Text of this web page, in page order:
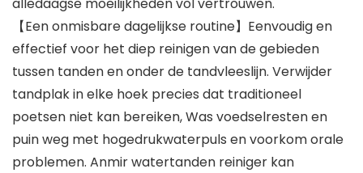
alledaagse moeilijkheden vol vertrouwen.
【Een onmisbare dagelijkse routine】Eenvoudig en
effectief voor het diep reinigen van de gebieden
tussen tanden en onder de tandvleeslijn. Verwijder
tandplak in elke hoek precies dat traditioneel
poetsen niet kan bereiken, Was voedselresten en
puin weg met hogedrukwaterpuls en voorkom orale
problemen. Anmir watertanden reiniger kan